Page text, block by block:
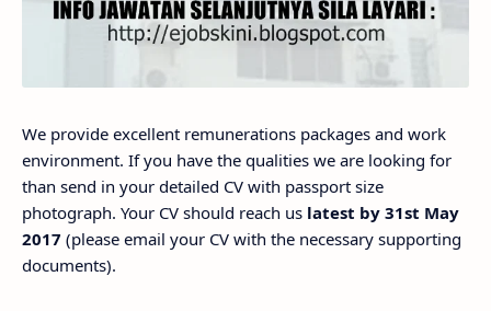
We provide excellent remunerations packages and work
environment. If you have the qualities we are looking for
than send in your detailed CV with passport size
photograph. Your CV should reach us latest by 31st May
2017 (please email your CV with the necessary supporting
documents).